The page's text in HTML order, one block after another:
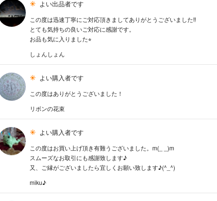
よい出品者です
この度は迅速丁寧にご対応頂きましてありがとうございました‼︎
とても気持ちの良いご対応に感謝です。
お品も気に入りました⭐︎
しょんしょん
よい購入者です
この度はありがとうございました！
リボンの花束
よい購入者です
この度はお買い上げ頂き有難うございました。m(_ _)m
スムーズなお取引にも感謝致します♪
又、ご縁がございましたら宜しくお願い致します♪(^_^)
miku♪